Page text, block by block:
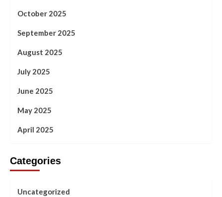
October 2025
September 2025
August 2025
July 2025
June 2025
May 2025
April 2025
Categories
Uncategorized